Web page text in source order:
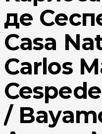
де
Casa
Carlos
/